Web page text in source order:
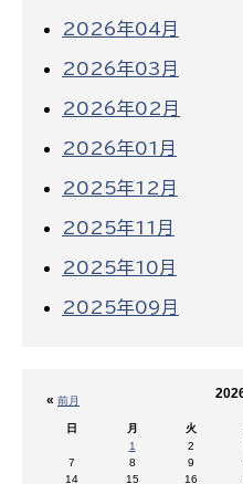
2026年04月
2026年03月
2026年02月
2026年01月
2025年12月
2025年11月
2025年10月
2025年09月
« 前月
日 月 火
1
2
7
8 9
14
15 16